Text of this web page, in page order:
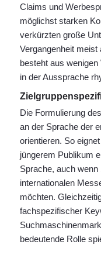
Claims und
möglichst starken
verkürzten große
Vergangenheit
besteht aus
in der Aussprache
Die Formulierung
an der Sprache der
orientieren. So
jüngerem Publikum
Sprache, auch
internationalen
möchten.
fachspezifischer
bedeutende Rolle